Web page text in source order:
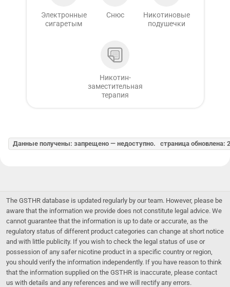
Электронные
сигаретым
Снюс
Никотиновые
подушечки
Никотин-
заместительная
терапия
Данные получены: запрещено — недоступно. страница обновлена:
The GSTHR database is updated regularly by our team. However, please be
aware that the information we provide does not constitute legal advice. We
cannot guarantee that the information is up to date or accurate, as the
regulatory status of different product categories can change at short notice
and with little publicity. If you wish to check the legal status of use or
possession of any safer nicotine product in a specific country or region,
you should verify the information independently. If you have reason to think
that the information supplied on the GSTHR is inaccurate, please contact
us with details and any references and we will rectify any errors.